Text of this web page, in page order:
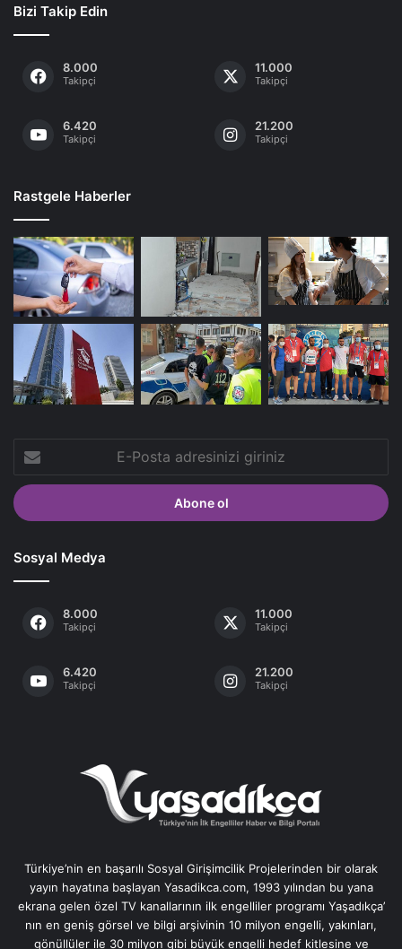
Bizi Takip Edin
8.000
Takipçi
11.000
Takipçi
6.420
Takipçi
21.200
Takipçi
Rastgele Haberler
Posta
adresinizi
giriniz
Sosyal Medya
8.000
Takipçi
11.000
Takipçi
6.420
Takipçi
21.200
Takipçi
Türkiye’nin en başarılı Sosyal Girişimcilik Projelerinden bir olarak
yayın hayatına başlayan Yasadikca.com, 1993 yılından bu yana
ekrana gelen özel TV kanallarının ilk engelliler programı Yaşadıkça’
nın en geniş görsel ve bilgi arşivinin 10 milyon engelli, yakınları,
gönüllüler ile 30 milyon gibi büyük engelli hedef kitlesine ve